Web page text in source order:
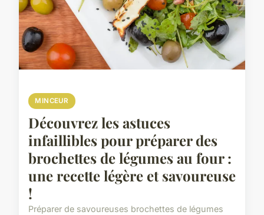
MINCEUR
Découvrez les astuces
infaillibles pour préparer des
brochettes de légumes au four :
une recette légère et savoureuse
!
Préparer de savoureuses brochettes de légumes